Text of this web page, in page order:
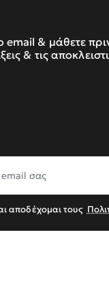
email & μάθετε
& τις
αποδέχομαι τους